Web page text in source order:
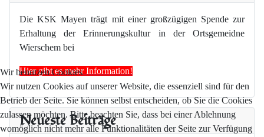
Die KSK Mayen trägt mit einer großzügigen Spende zur
Erhaltung der Erinnerungskultur in der Ortsgemeidne
Wierschem bei
Hier gibt es mehr Information!
Neueste Beiträge
Wir benutzen Cookies
Wir nutzen Cookies auf unserer Website, die essenziell sind für den
Betrieb der Seite. Sie können selbst entscheiden, ob Sie die Cookies
zulassen möchten. Bitte beachten Sie, dass bei einer Ablehnung
womöglich nicht mehr alle Funktionalitäten der Seite zur Verfügung